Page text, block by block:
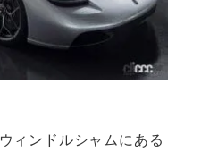
ィンドルシャムにある